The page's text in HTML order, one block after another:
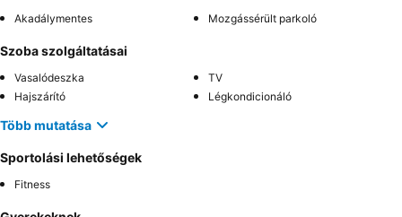
Akadálymentes Mozgássérült parkoló
Szoba szolgáltatásai
Vasalódeszka
TV
Hajszárító
Légkondicionáló
Több mutatása
Sportolási lehetőségek
Fitness